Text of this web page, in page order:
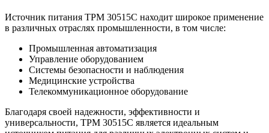
Источник питания TPM 30515C находит широкое применение
в различных отраслях промышленности, в том числе:
Промышленная автоматизация
Управление оборудованием
Системы безопасности и наблюдения
Медицинские устройства
Телекоммуникационное оборудование
Благодаря своей надежности, эффективности и
универсальности, TPM 30515C является идеальным